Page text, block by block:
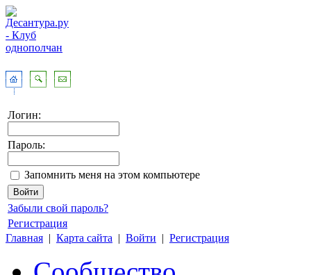
Логин:
Пароль:
Запомнить меня на этом компьютере
Забыли свой пароль?
Регистрация
Главная | Карта сайта | Войти | Регистрация